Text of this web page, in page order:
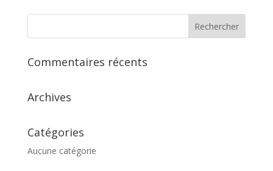
Commentaires récents
Archives
Catégories
Aucune catégorie